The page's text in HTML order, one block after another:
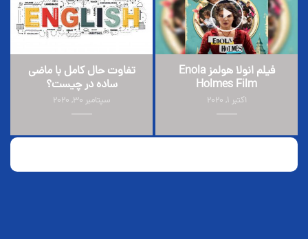
فیلم انولا هولمز Enola
Holmes Film
اکتبر 1, 2020
تفاوت حال کامل با ماضی
ساده در چیست؟
سپتامبر 30, 2020